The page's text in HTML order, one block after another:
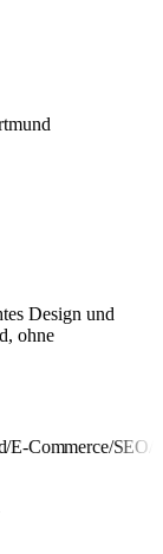
Design und
ohne
/E-Commerce/SEO/